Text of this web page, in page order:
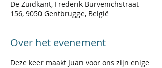
De Zuidkant, Frederik Burvenichstraat
156, 9050 Gentbrugge, België
Over het evenement
Deze keer maakt Juan voor ons zijn enige